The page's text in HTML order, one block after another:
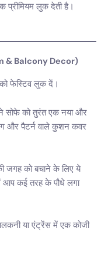
लुक देती है।
& Balcony Decor)
फेस्टिव लुक दें।
सोफे को तुरंत एक नया और
और पैटर्न वाले कुशन कवर
जगह को बचाने के लिए ये
आप कई तरह के पौधे लगा
या एंट्रेंस में एक कोजी